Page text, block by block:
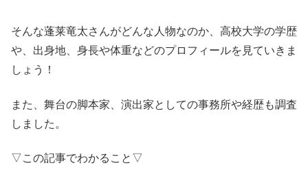
そんな蓬莱竜太さんがどんな人物なのか、高校大学の学歴
や、出身地、身長や体重などのプロフィールを見ていきま
しょう！
また、舞台の脚本家、演出家としての事務所や経歴も調査
しました。
▽この記事でわかること▽